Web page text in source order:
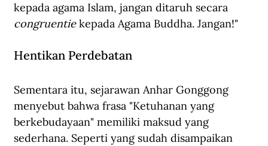
kepada agama Islam, jangan ditaruh secara
congruentie kepada Agama Buddha. Jangan!"
Hentikan Perdebatan
Sementara itu, sejarawan Anhar Gonggong
menyebut bahwa frasa "Ketuhanan yang
berkebudayaan" memiliki maksud yang
sederhana. Seperti yang sudah disampaikan